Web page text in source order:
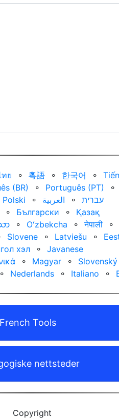
ย ⚬ 粵語 ⚬ 한국어 ⚬
(BR) ⚬ Português (PT) ⚬
Polski ⚬ العربية‏ ⚬
עברית‏
⚬ Български ⚬
Қазақ
ာ ⚬ Oʻzbekcha ⚬ नेपाली ⚬
Slovene ⚬ Latviešu ⚬
хэл
⚬
Javanese
⚬ Magyar ⚬ Slovenský
⚬ Nederlands ⚬ Italiano ⚬
French Tools
nettsteder
Copyright